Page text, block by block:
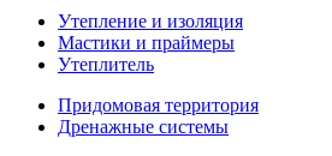
Утепление и изоляция
Мастики и праймеры
Утеплитель
Придомовая территория
Дренажные системы